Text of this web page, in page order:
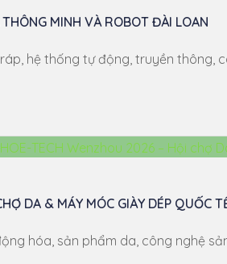
MINH VÀ ROBOT ĐÀI LOAN
hệ thống tự động, truyền thông,
DA & MÁY MÓC GIÀY DÉP QUỐC
hóa, sản phẩm da, công nghệ